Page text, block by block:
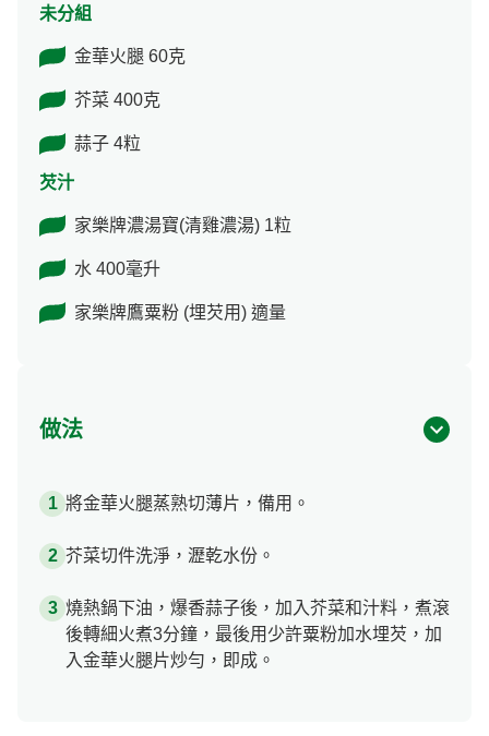
未分組
金華火腿 60克
芥菜 400克
蒜子 4粒
芡汁
家樂牌濃湯寶(清雞濃湯) 1粒
水 400毫升
家樂牌鷹粟粉 (埋芡用) 適量
做法
將金華火腿蒸熟切薄片，備用。
芥菜切件洗淨，瀝乾水份。
燒熱鍋下油，爆香蒜子後，加入芥菜和汁料，煮滾
後轉細火煮3分鐘，最後用少許粟粉加水埋芡，加
入金華火腿片炒勻，即成。